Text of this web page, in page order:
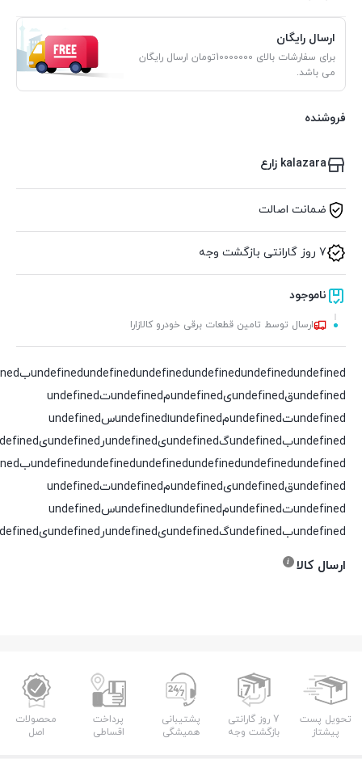
ارسال رایگان
برای سفارشات بالای 10000000تومان ارسال رایگان
می باشد.
فروشنده
kalazara زارع
ضمانت اصالت
7 روز گارانتی بازگشت وجه
ناموجود
ارسال توسط تامین قطعات برقی خودرو کالازارا
undefinedundefinedundefinedundefinedundefined
undefinedقundefinedیundefinedمundefinedتundefined
undefinedتundefinedمundefinedاundefinedسundefined
undefinedبundefinedگundefinedیundefinedرundefinedیundefinedدundefined
undefinedundefinedundefinedundefinedundefined
undefinedقundefinedیundefinedمundefinedتundefined
undefinedتundefinedمundefinedاundefinedسundefined
undefinedبundefinedگundefinedیundefinedرundefinedیundefinedدundefined
ارسال کالا
تحویل پست
پیشتاز
7 روز گارانتی
بازگشت وجه
پشتیبانی
همیشگی
پرداخت
اقساطی
محصولات
اصل